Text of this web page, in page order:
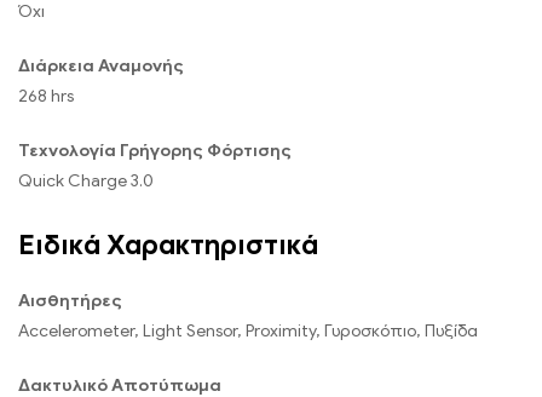
Όχι
Διάρκεια Αναμονής
268 hrs
Τεχνολογία Γρήγορης Φόρτισης
Quick Charge 3.0
Ειδικά Χαρακτηριστικά
Αισθητήρες
Accelerometer, Light Sensor, Proximity, Γυροσκόπιο, Πυξίδα
Δακτυλικό Αποτύπωμα